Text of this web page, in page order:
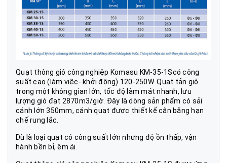
Quạt thông gió công nghiệp Komasu KM-35-1Scó công
suất cao (làm việc- khởi động) 120-250W. Quạt tản gió
trong một không gian lớn, tốc độ làm mát nhanh, lưu
lượng gió đạt 2870m3/giờ. Đây là dòng sản phẩm có sải
cánh lớn 350mm, cánh quạt được thiết kế cân bằng hạn
chế rung lắc.
Dù là loại quạt có công suất lớn nhưng độ ồn thấp, vận
hành bền bỉ, êm ái.